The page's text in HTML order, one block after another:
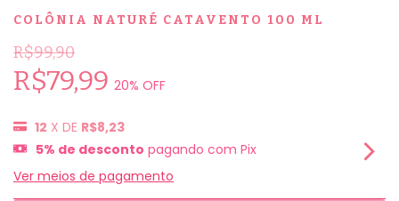
COLÔNIA NATURÉ CATAVENTO 100 ML
R$99,90
R$79,99 20% OFF
12 X DE R$8,23
5% de desconto pagando com Pix
Ver meios de pagamento